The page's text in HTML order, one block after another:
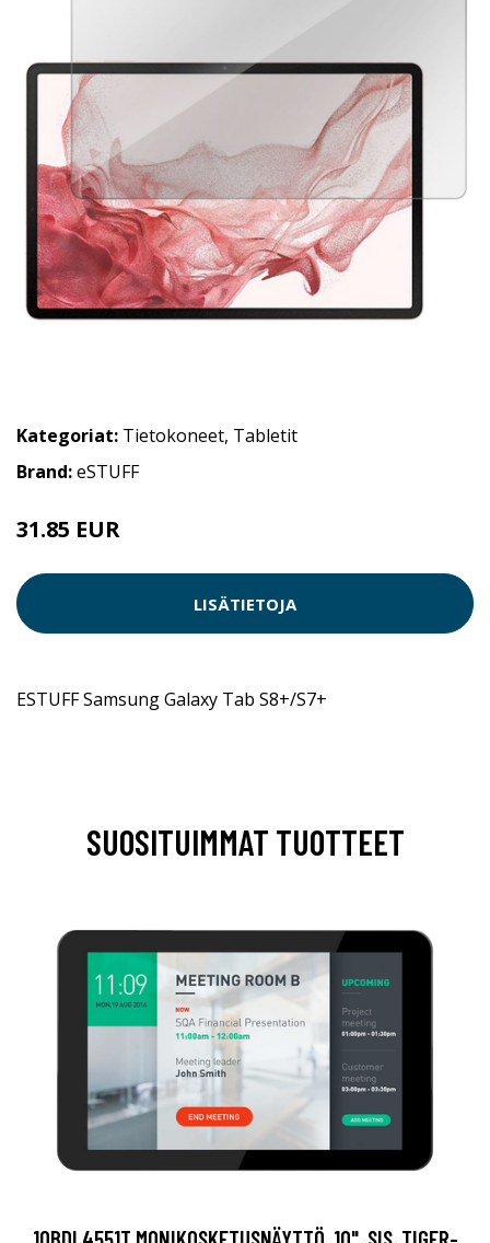
Kategoriat: Tietokoneet, Tabletit
Brand:eSTUFF
31.85 EUR
LISÄTIETOJA
ESTUFF Samsung Galaxy Tab S8+/S7+
SUOSITUIMMAT TUOTTEET